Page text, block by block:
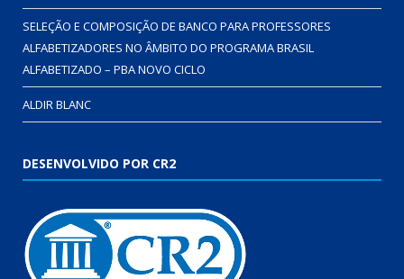
SELEÇÃO E COMPOSIÇÃO DE BANCO PARA PROFESSORES
ALFABETIZADORES NO ÂMBITO DO PROGRAMA BRASIL
ALFABETIZADO – PBA NOVO CICLO
ALDIR BLANC
DESENVOLVIDO POR CR2